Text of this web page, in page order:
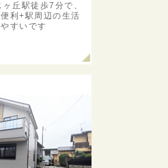
丘駅徒歩7分で、
利+駅周辺の生活
すいです